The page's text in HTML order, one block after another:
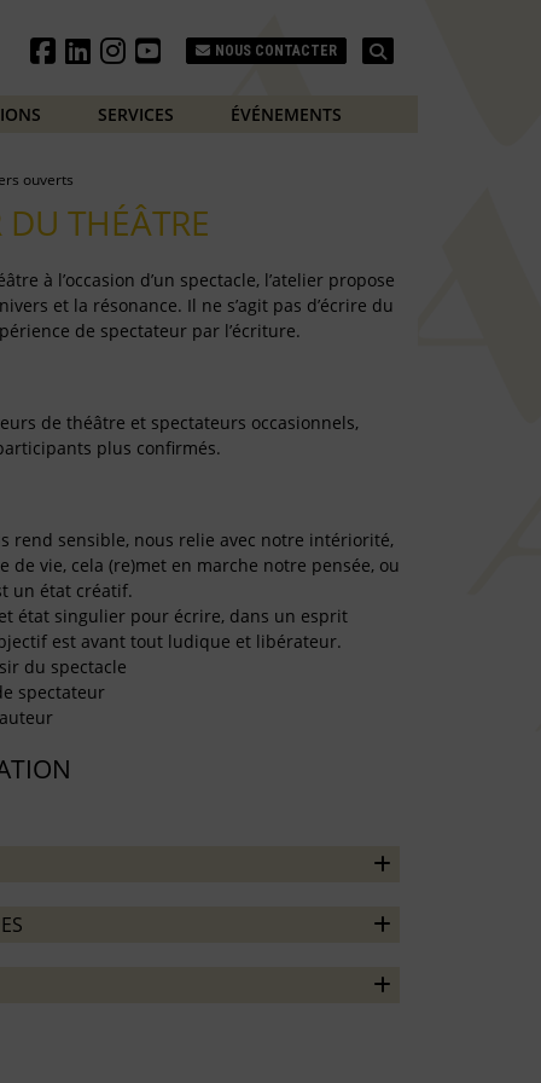
NOUS CONTACTER
SERVICES ÉVÉNEMENTS
ouverts
THÉÂTRE
à l’occasion d’un spectacle, l’atelier propose
et la résonance. Il ne s’agit pas d’écrire du
de spectateur par l’écriture.
de théâtre et spectateurs occasionnels,
plus confirmés.
rend sensible, nous relie avec notre intériorité,
de vie, cela (re)met en marche notre pensée, ou
un état créatif.
état singulier pour écrire, dans un esprit
est avant tout ludique et libérateur.
du spectacle
spectateur